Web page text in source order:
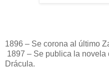
1896 – Se corona al último
1897 – Se publica la novela
Drácula.